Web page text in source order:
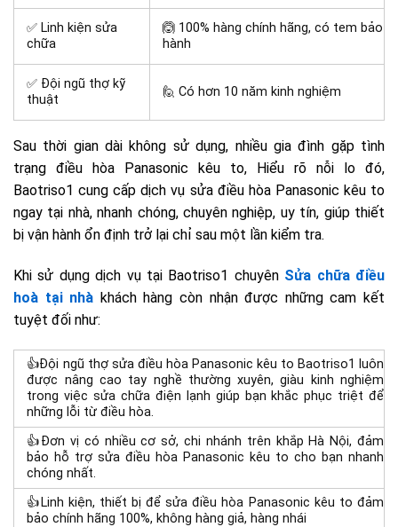
✅ Linh kiện sửa
chữa
🙆 100% hàng chính hãng, có tem bảo
hành
✅ Đội ngũ thợ kỹ
thuật
🙋 Có hơn 10 năm kinh nghiệm
Sau thời gian dài không sử dụng, nhiều gia đình gặp tình
trạng điều hòa Panasonic kêu to, Hiểu rõ nỗi lo đó,
Baotriso1 cung cấp dịch vụ sửa điều hòa Panasonic kêu to
ngay tại nhà, nhanh chóng, chuyên nghiệp, uy tín, giúp thiết
bị vận hành ổn định trở lại chỉ sau một lần kiểm tra.
Khi sử dụng dịch vụ tại Baotriso1 chuyên Sửa chữa điều
hoà tại nhà khách hàng còn nhận được những cam kết
tuyệt đối như:
👍Đội ngũ thợ sửa điều hòa Panasonic kêu to Baotriso1 luôn
được nâng cao tay nghề thường xuyên, giàu kinh nghiệm
trong việc sửa chữa điện lạnh giúp bạn khắc phục triệt để
những lỗi từ điều hòa.
👍Đơn vị có nhiều cơ sở, chi nhánh trên khắp Hà Nội, đảm
bảo hỗ trợ sửa điều hòa Panasonic kêu to cho bạn nhanh
chóng nhất.
👍Linh kiện, thiết bị để sửa điều hòa Panasonic kêu to đảm
bảo chính hãng 100%, không hàng giả, hàng nhái